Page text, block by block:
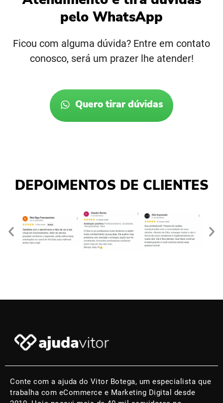
pelo WhatsApp
Ficou com alguma dúvida? Entre em contato
conosco, será um prazer lhe atender!
Quero tirar dúvidas
DEPOIMENTOS DE CLIENTES
Conte com a ajuda do Vitor Botega, um especialista que
trabalha com eCommerce e Marketing Digital desde